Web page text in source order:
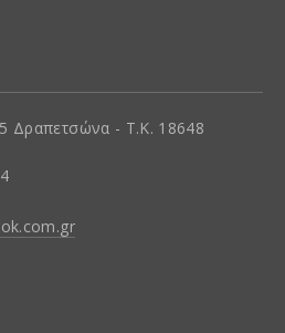
Δραπετσώνα - Τ.Κ. 18648